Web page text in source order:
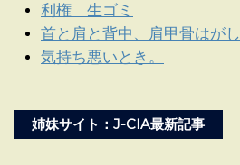
利権 生ゴミ
首と肩と背中、肩甲骨はがし
気持ち悪いとき。
姉妹サイト：J-CIA最新記事